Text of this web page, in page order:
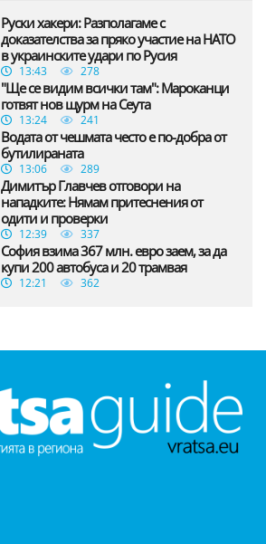
Руски хакери: Разполагаме с
доказателства за пряко участие на НАТО
в украинските удари по Русия
13:43 278
"Ще се видим всички там": Мароканци
готвят нов щурм на Сеута
13:24 241
Водата от чешмата често е по-добра от
бутилираната
13:06 289
Димитър Главчев отговори на
нападките: Нямам притеснения от
одити и проверки
12:39 337
София взима 367 млн. евро заем, за да
купи 200 автобуса и 20 трамвая
12:21 362